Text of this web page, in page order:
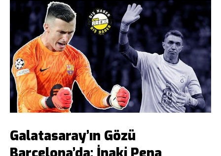
Galatasaray’ın Gözü